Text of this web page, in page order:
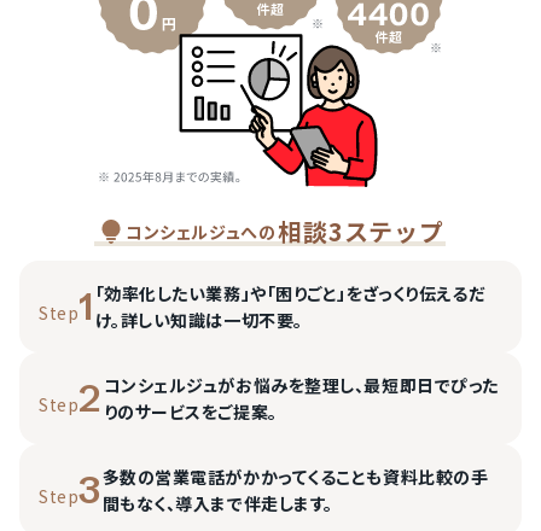
コンシェルジュへの相談3ステップ
Step1 「効率化したい業務」や「困りごと」をざっくり伝えるだ
け。詳しい知識は一切不要。
Step2 コンシェルジュがお悩みを整理し、最短即日でぴった
りのサービスをご提案。
Step3多数の営業電話がかかってくることも資料比較の手
間もなく、導入まで伴走します。